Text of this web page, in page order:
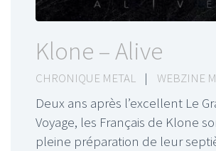
Klone – Alive
CHRONIQUE METAL | WEBZINE
Deux ans après l’excellent Le
Voyage, les Français de Klone
pleine préparation de leur